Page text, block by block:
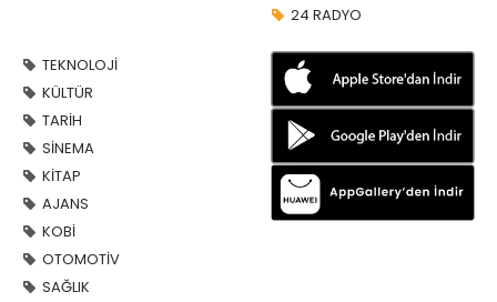
24 RADYO
TEKNOLOJİ
KÜLTÜR
TARİH
SİNEMA
KİTAP
AJANS
KOBİ
OTOMOTİV
SAĞLIK